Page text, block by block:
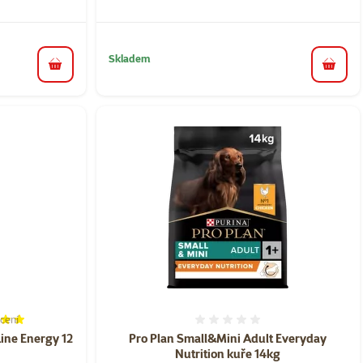
do košíku
Skladem
do
Energy 12
96%, počet hodnocení: 5
Pro Plan Small&Mini Adult Everyday
Nutrition kuře 14kg